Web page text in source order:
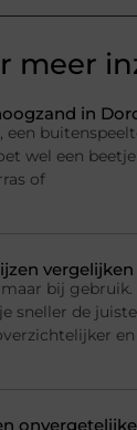
meer
in
een
wel een
of
vergelijken
bij
sneller de
en